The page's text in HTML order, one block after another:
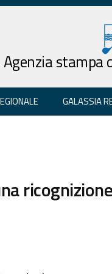
Agenzia stampa
GALASSIA
ricognizione